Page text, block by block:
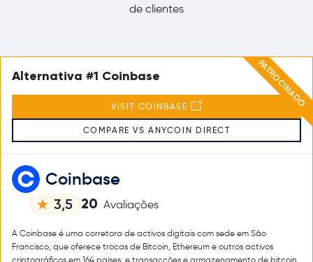
de clientes
PATROCINADO
Coinbase
3,5 20 Avaliações
A Coinbase é uma corretora de activos digitais com sede em São
Francisco, que oferece trocas de Bitcoin, Ethereum e outros activos
criptográficos em 164 países, e transacções e armazenamento de bitcoin
Alternativa #1 Coinbase
VISIT COINBASE
COMPARE VS ANYCOIN DIRECT